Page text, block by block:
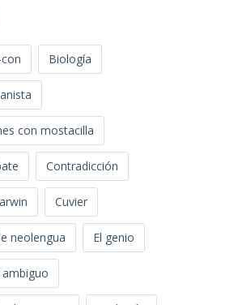
Biología
con mostacilla
Contradicción
Cuvier
neolengua El genio